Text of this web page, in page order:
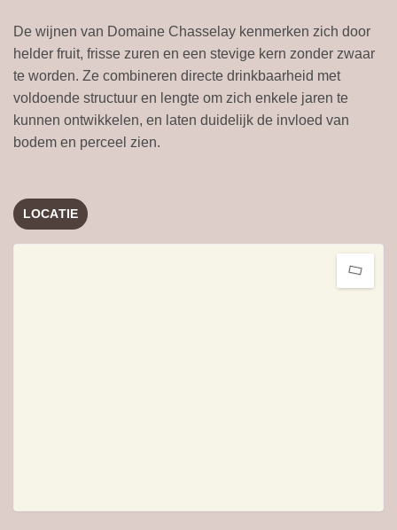
De wijnen van Domaine Chasselay kenmerken zich door
helder fruit, frisse zuren en een stevige kern zonder zwaar
te worden. Ze combineren directe drinkbaarheid met
voldoende structuur en lengte om zich enkele jaren te
kunnen ontwikkelen, en laten duidelijk de invloed van
bodem en perceel zien.
LOCATIE